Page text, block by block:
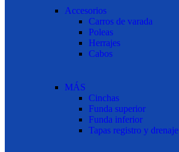
Accesorios
Carros de varada
Poleas
Herrajes
Cabos
MÁS
Cinchas
Funda superior
Funda inferior
Tapas registro y drenaje